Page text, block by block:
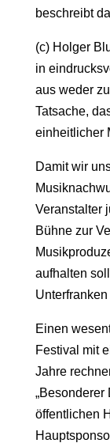
beschreibt
(c) Holger
in
aus weder
Tatsache,
einheitlicher
Damit wir
Veranstalter
Bühne zur
aufhalten
Einen
Festival mit
Jahre
„Besonderer
öffentlichen